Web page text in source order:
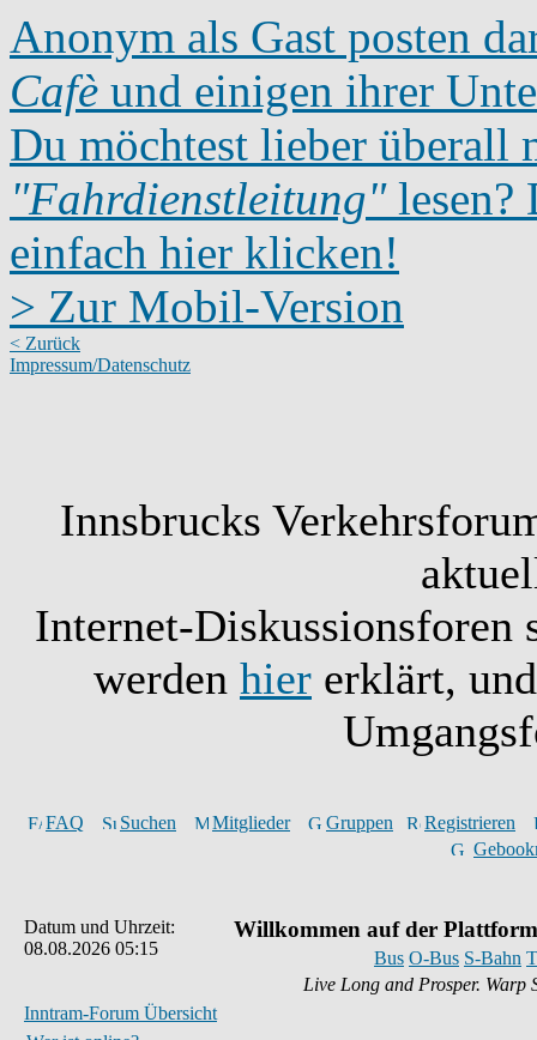
Anonym als Gast posten
Cafè und einigen ihrer
Du möchtest lieber überall
"Fahrdienstleitung"lesen?
einfach hier klicken!
> Zur Mobil-Version
< Zurück
Impressum/Datenschutz
Innsbrucks
Internet-Diskussionsforen
werden hier erklärt,
FAQ Suchen Mitglieder Gruppen
Registrieren
Datum und Uhrzeit:
08.08.2026 05:15
Inntram-Forum Übersicht
Willkommen auf der
Bus O-Bus S-Bahn
Live Long and Prosper. Warp